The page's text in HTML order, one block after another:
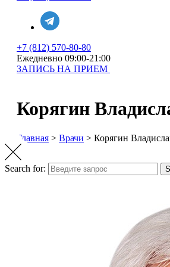
+7 (812) 570-80-80
Ежедневно 09:00-21:00
ЗАПИСЬ НА ПРИЕМ
Корягин
Главная > Врачи > Корягин
Search for: